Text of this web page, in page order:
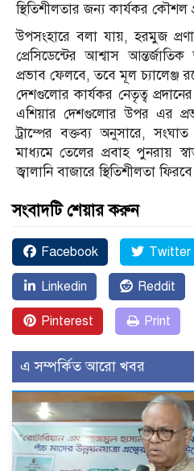
স্থিতিশীলতার জন্য কার্যকর কৌশল
উপসংহারে বলা যায়, হরমুজ
প্রেসিডেন্টের আশ্বাস
প্রভাব ফেলবে, তবে মূল চ্যালেঞ্জ
দেশগুলোর কার্যকর নেতৃত্ব
এশিয়ার দেশগুলোর উপর এর
ট্রাম্পের বক্তব্য অনুসারে,
মাধ্যমে তেলের প্রবাহ পুনরায়
জ্বালানি বাজারে স্থিতিশীলতা
সংবাদটি শেয়ার করুন
Facebook Twitter
Linkedin Reddit
Pinterest Print
এ সম্পর্কিত আরো খবর